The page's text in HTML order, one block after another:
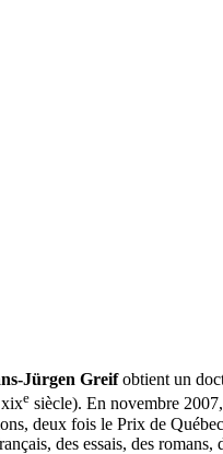
Jürgen Greifobtient un
xixe siècle). En novembre
deux fois le Prix de
des essais, des